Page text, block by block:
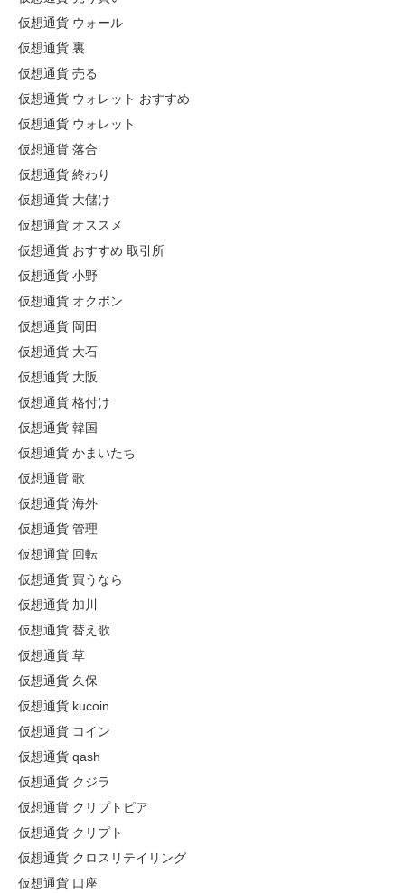
仮想通貨 ウォール
仮想通貨 裏
仮想通貨 売る
仮想通貨 ウォレット おすすめ
仮想通貨 ウォレット
仮想通貨 落合
仮想通貨 終わり
仮想通貨 大儲け
仮想通貨 オススメ
仮想通貨 おすすめ 取引所
仮想通貨 小野
仮想通貨 オクポン
仮想通貨 岡田
仮想通貨 大石
仮想通貨 大阪
仮想通貨 格付け
仮想通貨 韓国
仮想通貨 かまいたち
仮想通貨 歌
仮想通貨 海外
仮想通貨 管理
仮想通貨 回転
仮想通貨 買うなら
仮想通貨 加川
仮想通貨 替え歌
仮想通貨 草
仮想通貨 久保
仮想通貨 kucoin
仮想通貨 コイン
仮想通貨 qash
仮想通貨 クジラ
仮想通貨 クリプトピア
仮想通貨 クリプト
仮想通貨 クロスリテイリング
仮想通貨 口座